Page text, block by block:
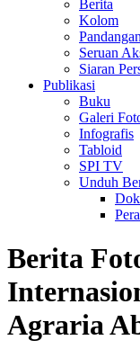
Berita
Kolom
Seruan
Siaran
Publikasi
Buku
Galeri
Infografis
Tabloid
SPI TV
Unduh
Berita
Agraria